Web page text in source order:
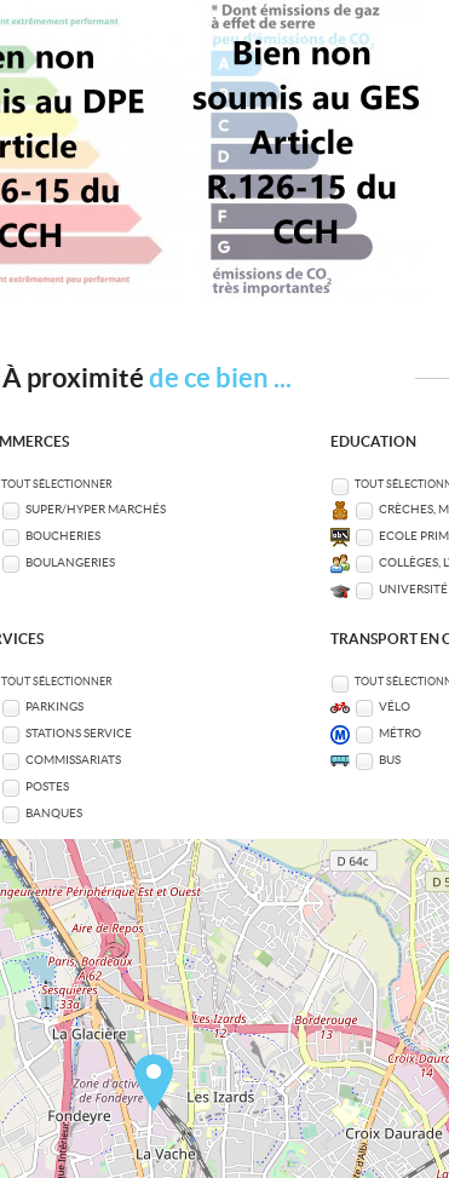
À proximité de ce bien ...
TOUT SÉLECTIONNER
SUPER/HYPER MARCHÉS
BOUCHERIES
BOULANGERIES
EDUCATION
TOUT
CRÈCHES,
ECOLE
COLLÈGES,
UNIVERSITÉ
TOUT SÉLECTIONNER
PARKINGS
STATIONS SERVICE
COMMISSARIATS
POSTES
BANQUES
TRANSPORT EN
TOUT
VÉLO
MÉTRO
BUS